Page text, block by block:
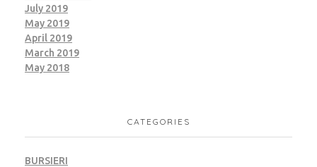
July 2019
May 2019
April 2019
March 2019
May 2018
CATEGORIES
BURSIERI